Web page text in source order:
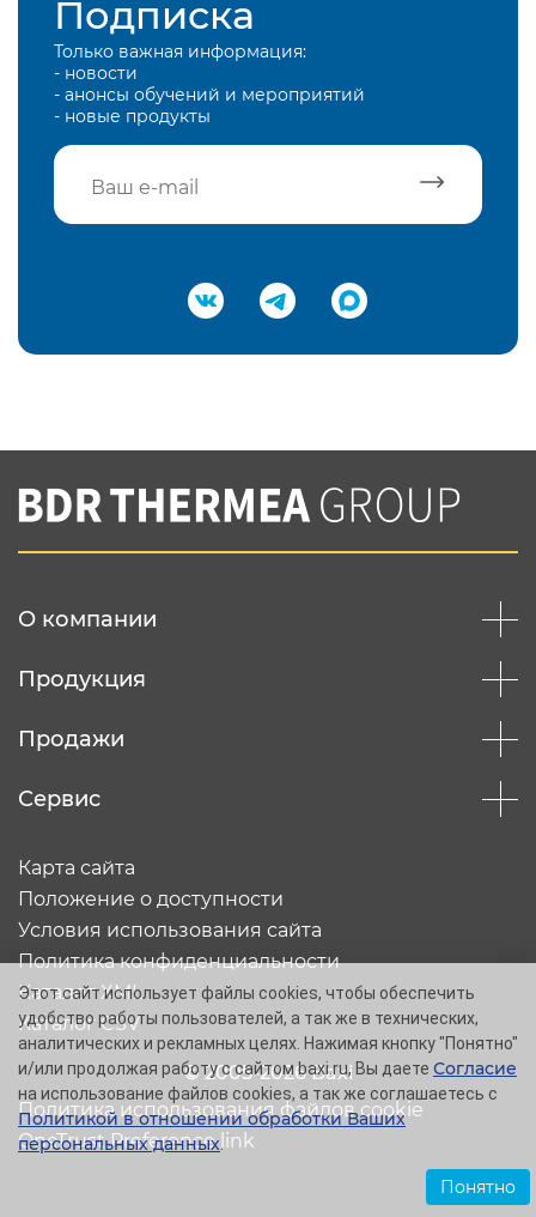
Подписка
Только важная информация:
- новости
- анонсы обучений и мероприятий
- новые продукты
Подтвердить e-mail
Вы соглашаетесь с нашей политикой
конфеденциальности
О компании
Продукция
Продажи
Сервис
© 2005-2026 Baxi
Карта сайта
Положение о доступности
Условия использования сайта
Политика конфиденциальности
Каталог XML
Каталог CSV
Политика использования файлов cookie
OneTrust Preference link
Этот сайт использует файлы cookies, чтобы обеспечить
удобство работы пользователей, а так же в технических,
аналитических и рекламных целях. Нажимая кнопку "Понятно"
и/или продолжая работу с сайтом baxi.ru, Вы даете Согласие
на использование файлов cookies, а так же соглашаетесь с
Политикой в отношении обработки Ваших
персональных данных.
Понятно